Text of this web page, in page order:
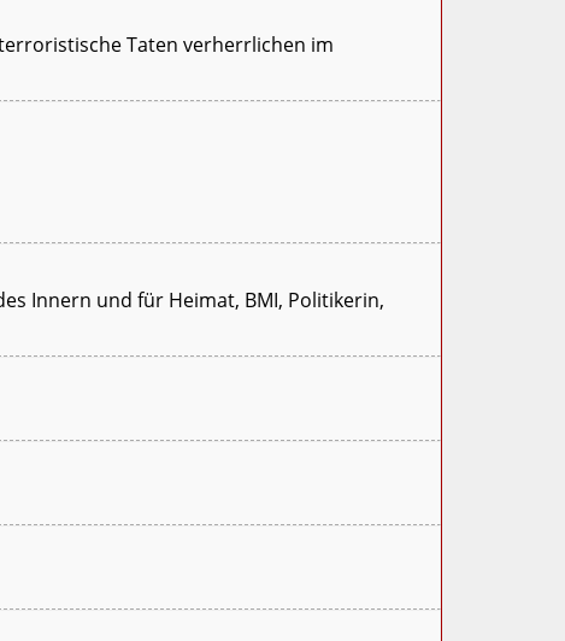
Taten verherrlichen im
Innern und für Heimat, BMI, Politikerin,